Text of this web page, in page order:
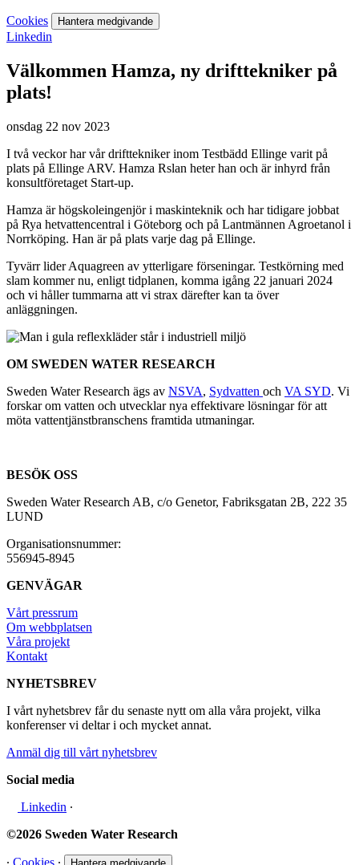
Cookies Hantera medgivande
Linkedin
Välkommen Hamza, ny drifttekniker på
plats!
onsdag 22 nov 2023
I två veckor har vår drifttekniker inom Testbädd Ellinge varit på
plats på Ellinge ARV. Hamza Rslan heter han och är inhyrd från
konsultföretaget Start-up.
Hamza är högskoleingenjör i maskinteknik och har tidigare jobbat
på Rya hetvattencentral i Göteborg och på Lantmännen Agroetanol i
Norrköping. Han är på plats varje dag på Ellinge.
Tyvärr lider Aquagreen av ytterligare förseningar. Testkörning med
slam kommer nu, enligt tidplanen, komma igång 22 januari 2024
och vi håller tummarna att vi strax därefter kan ta över
anläggningen.
OM SWEDEN WATER RESEARCH
Sweden Water Research ägs av NSVA, Sydvatten och VA SYD. Vi
forskar om vatten och utvecklar nya effektivare lösningar för att
möta vattentjänstbranschens framtida utmaningar.
BESÖK OSS
Sweden Water Research AB, c/o Genetor, Fabriksgatan 2B, 222 35
LUND
Organisationsnummer:
556945-8945
GENVÄGAR
Vårt pressrum
Om webbplatsen
Våra projekt
Kontakt
NYHETSBREV
I vårt nyhetsbrev får du senaste nytt om alla våra projekt, vilka
konferenser vi deltar i och mycket annat.
Anmäl dig till vårt nyhetsbrev
Social media
Linkedin ∙
©2026 Sweden Water Research
∙ Cookies ∙